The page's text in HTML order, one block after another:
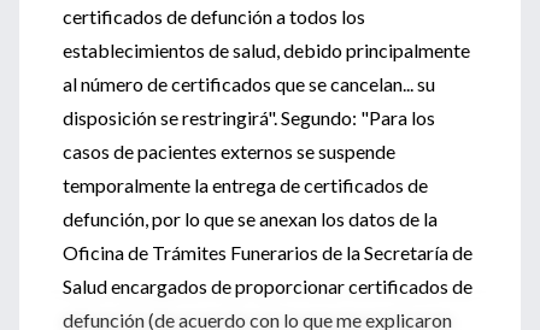
certificados de defunción a todos los
establecimientos de salud, debido principalmente
al número de certificados que se cancelan... su
disposición se restringirá". Segundo: "Para los
casos de pacientes externos se suspende
temporalmente la entrega de certificados de
defunción, por lo que se anexan los datos de la
Oficina de Trámites Funerarios de la Secretaría de
Salud encargados de proporcionar certificados de
defunción (de acuerdo con lo que me explicaron